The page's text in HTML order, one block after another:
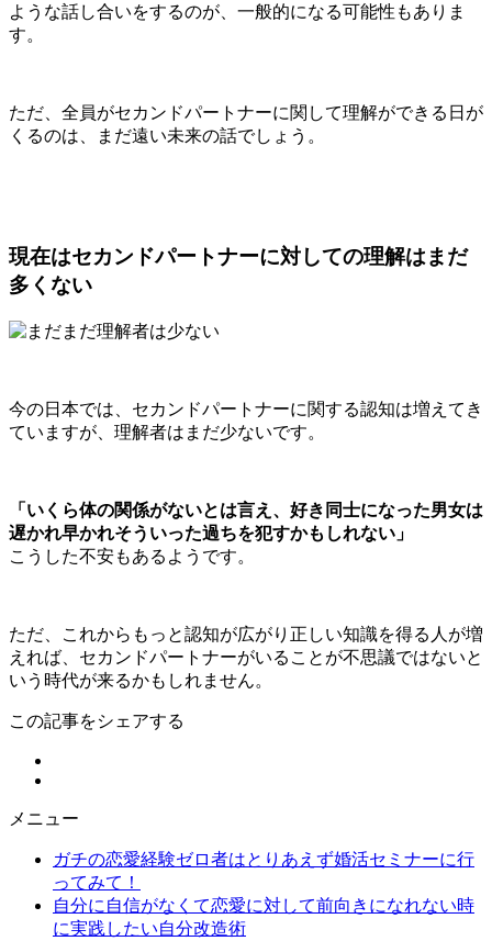
ような話し合いをするのが、一般的になる可能性もありま
す。
ただ、 全員がセカンドパートナーに関して理解ができる日が
くるのは、まだ遠い未来の話でしょう。
現在はセカンドパートナーに対しての理解はまだ
多くない
今の日本では、セカンドパートナーに関する認知は増えてき
ていますが、 理解者はまだ少ないです。
「いくら体の関係がないとは言え、好き同士になった男女は
遅かれ早かれそういった過ちを犯すかもしれない」
こうした不安もあるようです。
ただ、これからもっと認知が広がり正しい知識を得る人が増
えれば、セカンドパートナーがいることが不思議ではないと
いう時代が来るかもしれません。
この記事をシェアする
メニュー
ガチの恋愛経験ゼロ者はとりあえず婚活セミナーに行
ってみて！
自分に自信がなくて恋愛に対して前向きになれない時
に実践したい自分改造術